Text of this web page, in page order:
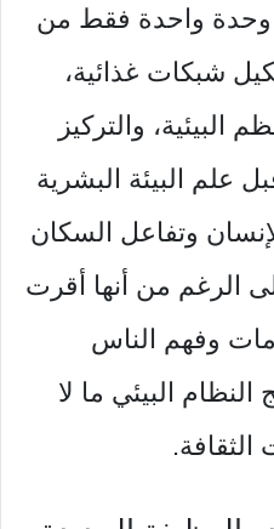
وحدة واحدة فقط من
شبكات غذائية،
البيئية، والتركيز
علم البيئة البشرية
وتفاعل السكان
الرغم من أنها أقرت
وفهم الناس
البيئي ما لا